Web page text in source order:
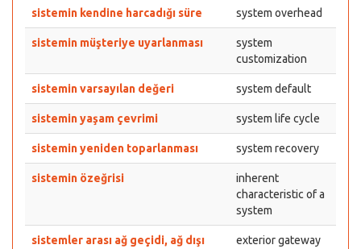
sistemin kendine harcadığı süre system overhead
sistemin müşteriye uyarlanması
system
customization
sistemin varsayılan değeri system default
sistemin yaşam çevrimi system life cycle
sistemin yeniden toparlanması system recovery
sistemin özeğrisi
inherent
characteristic of a
system
sistemler arası ağ geçidi, ağ dışı
exterior gateway